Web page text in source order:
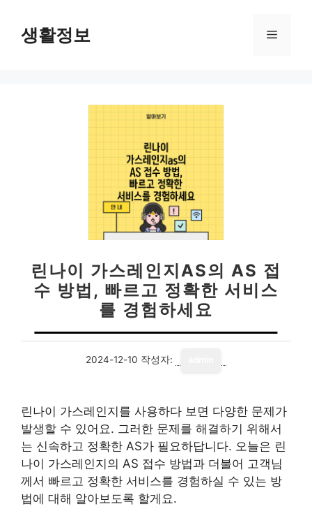
생활정보 메
린나이 가스레인지AS의 AS 접
수 방법, 빠르고 정확한 서비스
를 경험하세요
2024-12-10 작성자:
린나이 가스레인지를 사용하다 보면 다양한 문제가
발생할 수 있어요. 그러한 문제를 해결하기 위해서
는 신속하고 정확한 AS가 필요하답니다. 오늘은 린
나이 가스레인지의 AS 접수 방법과 더불어 고객님
께서 빠르고 정확한 서비스를 경험하실 수 있는 방
법에 대해 알아보도록 할게요.